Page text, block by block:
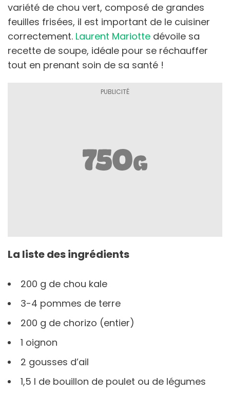
variété de chou vert, composé de grandes
feuilles frisées, il est important de le cuisiner
correctement. Laurent Mariotte dévoile sa
recette de soupe, idéale pour se réchauffer
tout en prenant soin de sa santé !
La liste des ingrédients
200 g de chou kale
3-4 pommes de terre
200 g de chorizo (entier)
1 oignon
2 gousses d’ail
1,5 l de bouillon de poulet ou de légumes